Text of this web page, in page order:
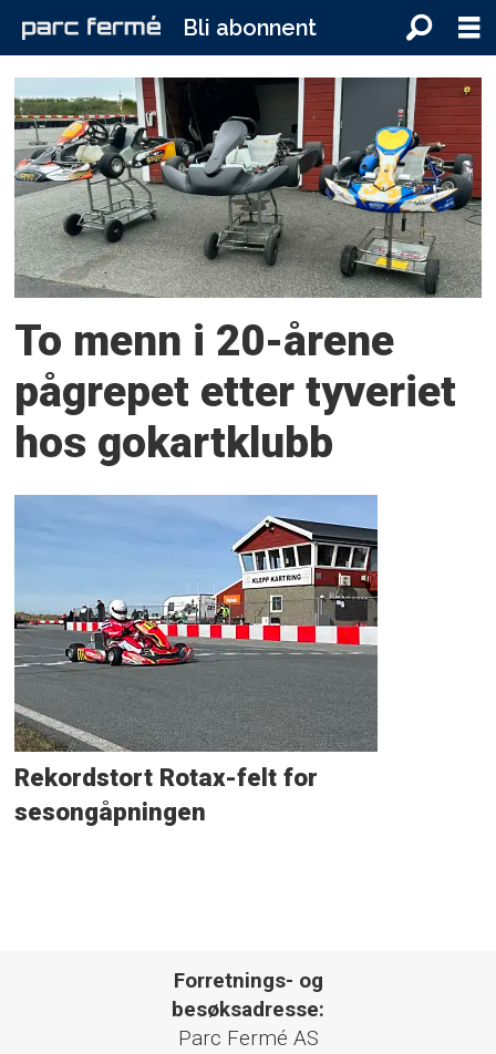
Bli abonnent
Tag:
kna
klepp
To menn i 20-årene
pågrepet etter tyveriet
hos gokartklubb
Rekordstort Rotax-felt for
sesongåpningen
Forretnings- og
besøksadresse:
Parc Fermé AS